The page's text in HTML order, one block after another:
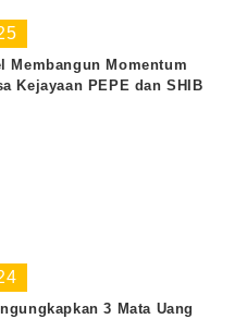
Membangun Momentum
Kejayaan PEPE dan SHIB
3 Mata Uang